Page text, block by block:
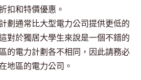
扣和特價優惠。
劃通常比大型電力公司提供更低的
對於獨居大學生來說是一個不錯的
的電力計劃各不相同，因此請務必
地區的電力公司。